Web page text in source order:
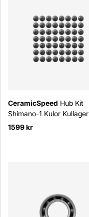
CeramicSpeed Hub Kit
Shimano-1 Kulor Kullager
1599 kr